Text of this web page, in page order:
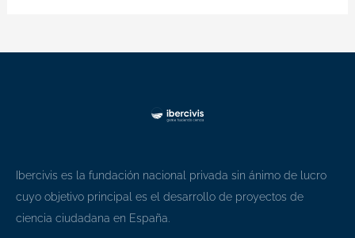
Ibercivis es la fundación nacional privada sin ánimo de lucro
cuyo objetivo principal es el desarrollo de proyectos de
ciencia ciudadana en España.